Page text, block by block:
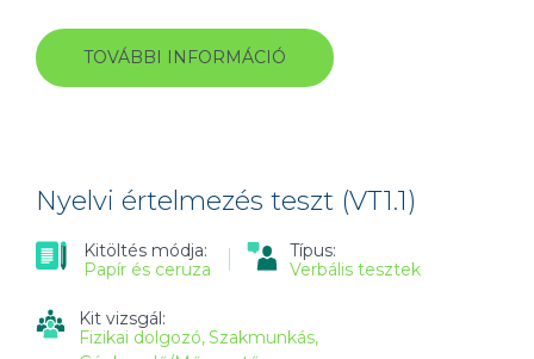
TOVÁBBI INFORMÁCIÓ SZAKSZÖVEG-
ÉRTELMEZÉS
Nyelvi értelmezés teszt (VT1.1)
Kitöltés módja:
Papír és ceruza
Típus:
Verbális tesztek
Kit vizsgál:
Fizikai dolgozó Szakmunkás